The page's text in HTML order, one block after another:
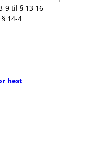
9 til § 13-16
14-4
hest